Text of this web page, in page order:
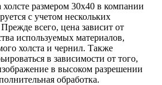
размером 30х40 в компании
с учетом нескольких
всего, цена зависит от
используемых материалов,
холста и чернил. Также
в зависимости от того,
в высоком разрешении
обработка.